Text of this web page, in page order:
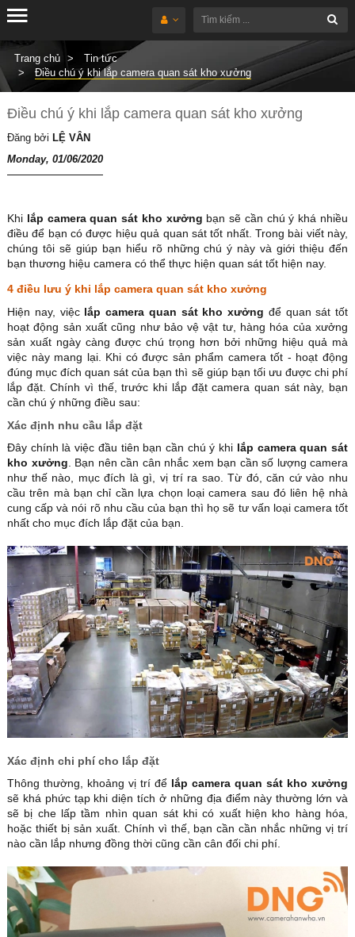
Trang chủ
Tin tức
Điều chú ý khi lắp camera quan sát kho xưởng
Điều chú ý khi lắp camera quan sát kho xưởng
Đăng bởi LỆ VÂN
Monday, 01/06/2020
Khi lắp camera quan sát kho xưởng bạn sẽ cần chú ý khá nhiều
điều để bạn có được hiệu quả quan sát tốt nhất. Trong bài viết này,
chúng tôi sẽ giúp bạn hiểu rõ những chú ý này và giới thiệu đến
bạn thương hiệu camera có thể thực hiện quan sát tốt hiện nay.
4 điều lưu ý khi lắp camera quan sát kho xưởng
Hiện nay, việc lắp camera quan sát kho xưởng để quan sát tốt
hoạt động sản xuất cũng như bảo vệ vật tư, hàng hóa của xưởng
sản xuất ngày càng được chú trọng hơn bởi những hiệu quả mà
việc này mang lại. Khi có được sản phẩm camera tốt - hoạt động
đúng mục đích quan sát của bạn thì sẽ giúp bạn tối ưu được chi phí
lắp đặt. Chính vì thế, trước khi lắp đặt camera quan sát này, bạn
cần chú ý những điều sau:
Xác định nhu cầu lắp đặt
Đây chính là việc đầu tiên bạn cần chú ý khi lắp camera quan sát
kho xưởng . Bạn nên cần cân nhắc xem bạn cần số lượng camera
như thế nào, mục đích là gì, vị trí ra sao. Từ đó, căn cứ vào nhu
cầu trên mà bạn chỉ cần lựa chọn loại camera sau đó liên hệ nhà
cung cấp và nói rõ nhu cầu của bạn thì họ sẽ tư vấn loại camera tốt
nhất cho mục đích lắp đặt của bạn.
Xác định chi phí cho lắp đặt
Thông thường, khoảng vị trí để lắp camera quan sát kho xưởng
sẽ khá phức tạp khi diện tích ở những địa điểm này thường lớn và
sẽ bị che lấp tầm nhìn quan sát khi có xuất hiện kho hàng hóa,
hoặc thiết bị sản xuất. Chính vì thế, bạn cần cần nhắc những vị trí
nào cần lắp nhưng đồng thời cũng cần cân đối chi phí.